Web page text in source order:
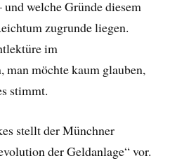
welche Gründe diesem
zugrunde liegen.
im
möchte kaum glauben,
stimmt.
stellt der Münchner
der Geldanlage“ vor.